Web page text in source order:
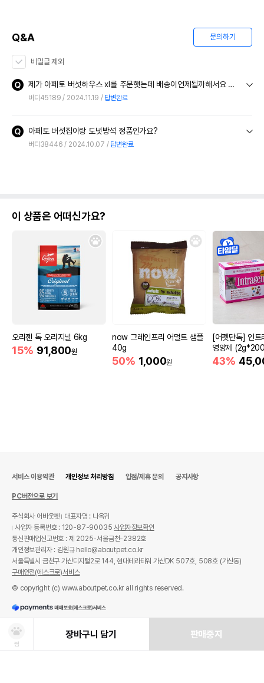
Q&A 문의하기
비밀글 제외
제가 아페토 버섯하우스 xl를 주문햇는데 배송이언제될까해서요 확인할방법이없어댓글남김니다
버디45189 2024.11.19 답변완료
아페토 버섯집이랑 도넛방석 정품인가요?
버디38446 2024.10.07 답변완료
이 상품은 어떠신가요?
오리젠 독 오리지널 6kg
15% 91,800원
now 그레인프리 어덜트 샘플
40g
50% 1,000원
[어펫단독] 인트
영양제
43%
찜
장바구니 담기 판매중지
서비스 이용약관 개인정보 처리방침 입점/제휴 문의 공지사항
PC버전으로 보기
주식회사 어바웃펫
대표자명 : 나옥귀
사업자 등록번호 : 120-87-90035사업자정보확인
통신판매업신고번호 : 제 2025-서울금천-2382호
개인정보관리자 : 김원규 hello@aboutpet.co.kr
서울특별시 금천구 가산디지털2로 144, 현대테라타워 가산DK 507호, 508호 (가산동)
구매안전(에스크로)서비스
© copyright (c) www.aboutpet.co.kr all rights reserved.